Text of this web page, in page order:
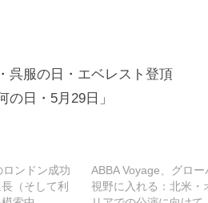
呉服の日・エベレスト登頂
の日・5月29日」
ロンドン成功
（そして利
ABBA Voyage、グロ
視野に入れる：北米・